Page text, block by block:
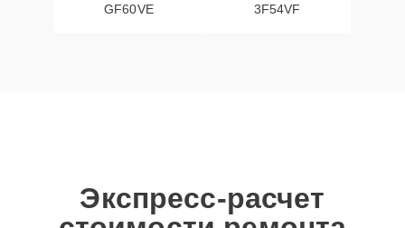
GF60VE 3F54VF
Экспресс-расчет